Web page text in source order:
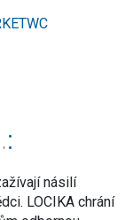
násilí
LOCIKA chrání